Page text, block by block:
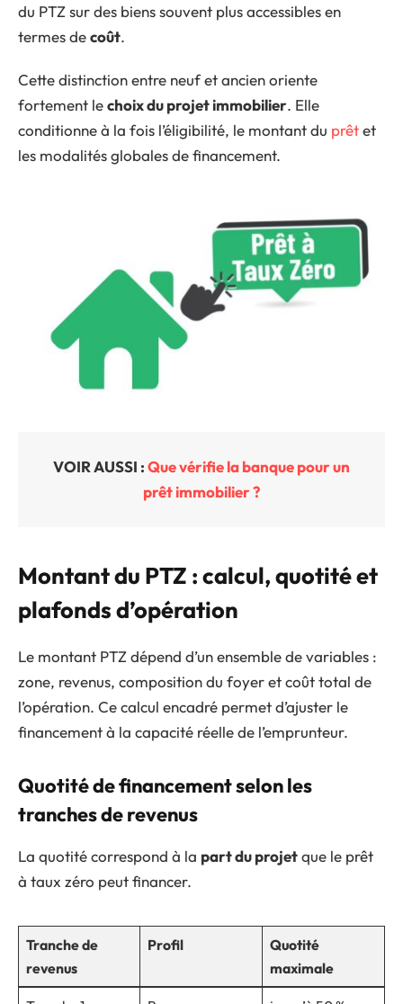
du PTZ sur des biens souvent plus accessibles en
termes decoût.
Cette distinction entre neuf et ancien oriente
fortement lechoix du projet immobilier. Elle
conditionne à la fois l’éligibilité, le montant du prêtet
les modalités globales de financement.
VOIR AUSSI :Que vérifie la banque pour un
prêt immobilier ?
Montant du PTZ : calcul, quotité et
plafonds d’opération
Le montant PTZ dépend d’un ensemble de variables :
zone, revenus, composition du foyer et coût total de
l’opération. Ce calcul encadré permet d’ajuster le
financement à la capacité réelle de l’emprunteur.
Quotité de financement selon les
tranches de revenus
La quotité correspond à la part du projetque le prêt
à taux zéro peut financer.
Tranche de
revenus
Profil
Quotité
maximale